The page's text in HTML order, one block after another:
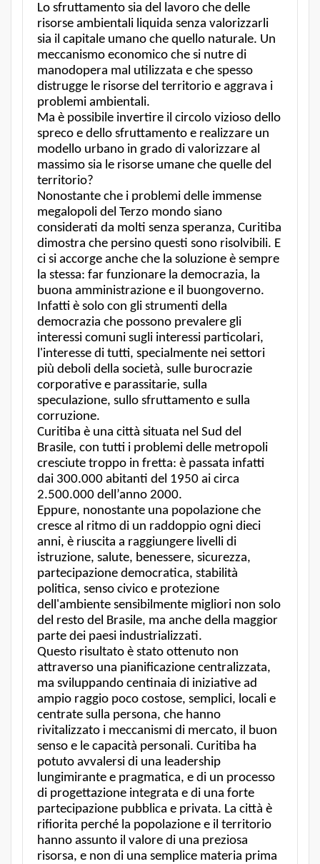
Lo sfruttamento sia del lavoro che delle
risorse ambientali liquida senza valorizzarli
sia il capitale umano che quello naturale. Un
meccanismo economico che si nutre di
manodopera mal utilizzata e che spesso
distrugge le risorse del territorio e aggrava i
problemi ambientali.
Ma è possibile invertire il circolo vizioso dello
spreco e dello sfruttamento e realizzare un
modello urbano in grado di valorizzare al
massimo sia le risorse umane che quelle del
territorio?
Nonostante che i problemi delle immense
megalopoli del Terzo mondo siano
considerati da molti senza speranza, Curitiba
dimostra che persino questi sono risolvibili. E
ci si accorge anche che la soluzione è sempre
la stessa: far funzionare la democrazia, la
buona amministrazione e il buongoverno.
Infatti è solo con gli strumenti della
democrazia che possono prevalere gli
interessi comuni sugli interessi particolari,
l'interesse di tutti, specialmente nei settori
più deboli della società, sulle burocrazie
corporative e parassitarie, sulla
speculazione, sullo sfruttamento e sulla
corruzione.
Curitiba è una città situata nel Sud del
Brasile, con tutti i problemi delle metropoli
cresciute troppo in fretta: è passata infatti
dai 300.000 abitanti del 1950 ai circa
2.500.000 dell’anno 2000.
Eppure, nonostante una popolazione che
cresce al ritmo di un raddoppio ogni dieci
anni, è riuscita a raggiungere livelli di
istruzione, salute, benessere, sicurezza,
partecipazione democratica, stabilità
politica, senso civico e protezione
dell'ambiente sensibilmente migliori non solo
del resto del Brasile, ma anche della maggior
parte dei paesi industrializzati.
Questo risultato è stato ottenuto non
attraverso una pianificazione centralizzata,
ma sviluppando centinaia di iniziative ad
ampio raggio poco costose, semplici, locali e
centrate sulla persona, che hanno
rivitalizzato i meccanismi di mercato, il buon
senso e le capacità personali. Curitiba ha
potuto avvalersi di una leadership
lungimirante e pragmatica, e di un processo
di progettazione integrata e di una forte
partecipazione pubblica e privata. La città è
rifiorita perché la popolazione e il territorio
hanno assunto il valore di una preziosa
risorsa, e non di una semplice materia prima